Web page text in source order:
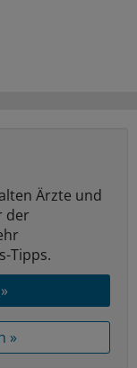
Ärzte und
der
Tipps.
»